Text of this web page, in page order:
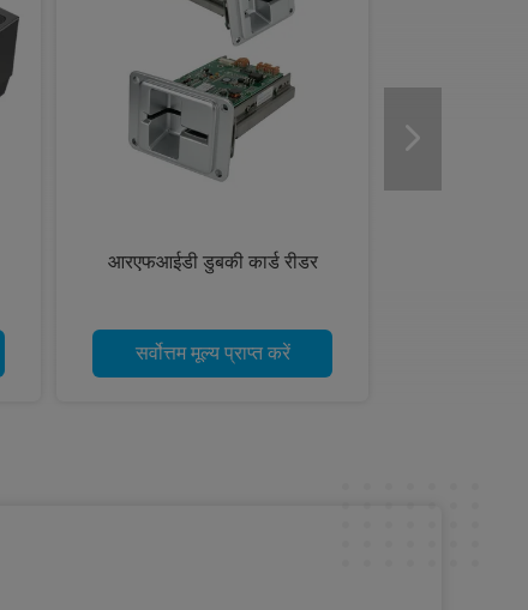
आरएफआईडी डुबकी कार्ड रीडर
सर्वोत्तम मूल्य प्राप्त करें